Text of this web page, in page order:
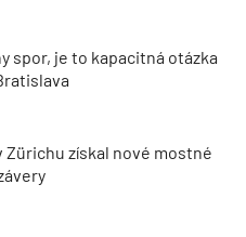
spor, je to kapacitná otázka
získal nové mostné